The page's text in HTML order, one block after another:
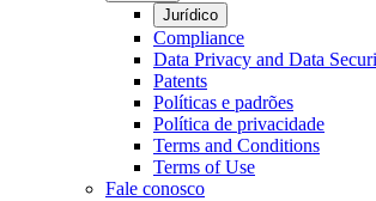
Jurídico
Compliance
Data Privacy and Data
Patents
Políticas e padrões
Política de privacidade
Terms and Conditions
Terms of Use
Fale conosco